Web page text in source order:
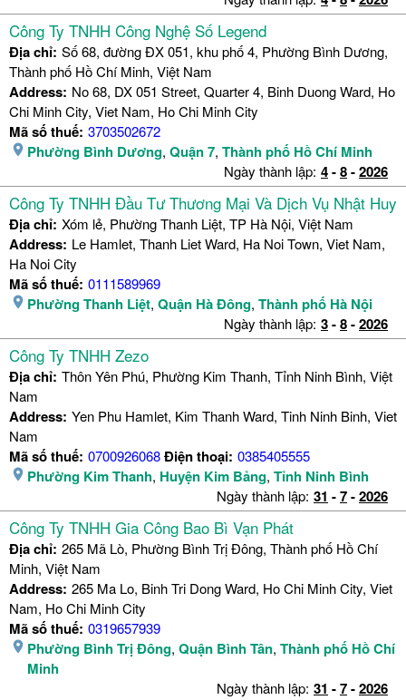
Công Ty TNHH Công Nghệ Số Legend
Địa chỉ: Số 68, đường ĐX 051, khu phố 4, Phường Bình Dương,
Thành phố Hồ Chí Minh, Việt Nam
Address: No 68, DX 051 Street, Quarter 4, Binh Duong Ward, Ho
Chi Minh City, Viet Nam, Ho Chi Minh City
Mã số thuế: 3703502672
Phường Bình Dương, Quận 7, Thành phố Hồ Chí Minh
Ngày thành lập: 4-8-2026
Công Ty TNHH Đầu Tư Thương Mại Và Dịch Vụ Nhật Huy
Địa chỉ: Xóm lẻ, Phường Thanh Liệt, TP Hà Nội, Việt Nam
Address: Le Hamlet, Thanh Liet Ward, Ha Noi Town, Viet Nam,
Ha Noi City
Mã số thuế: 0111589969
Phường Thanh Liệt, Quận Hà Đông, Thành phố Hà Nội
Ngày thành lập: 3-8-2026
Công Ty TNHH Zezo
Địa chỉ: Thôn Yên Phú, Phường Kim Thanh, Tỉnh Ninh Bình, Việt
Nam
Address: Yen Phu Hamlet, Kim Thanh Ward, Tinh Ninh Binh, Viet
Nam
Mã số thuế: 0700926068Điện thoại: 0385405555
Phường Kim Thanh, Huyện Kim Bảng, Tỉnh Ninh Bình
Ngày thành lập: 31 -7-2026
Công Ty TNHH Gia Công Bao Bì Vạn Phát
Địa chỉ: 265 Mã Lò, Phường Bình Trị Đông, Thành phố Hồ Chí
Minh, Việt Nam
Address: 265 Ma Lo, Binh Tri Dong Ward, Ho Chi Minh City, Viet
Nam, Ho Chi Minh City
Mã số thuế: 0319657939
Phường Bình Trị Đông, Quận Bình Tân, Thành phố Hồ Chí
Minh
Ngày thành lập: 31 -7-2026